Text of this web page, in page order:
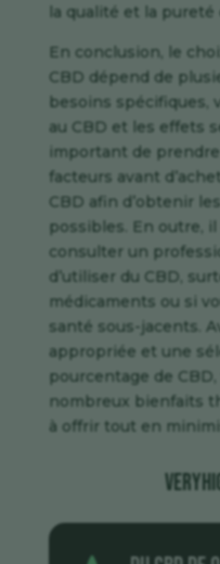
la qualité et la pureté
En conclusion, le
CBD dépend de
besoins spécifiques,
au CBD et les effets
important de
facteurs avant
CBD afin d’obtenir
possibles. En outre,
consulter un
d’utiliser du CBD,
médicaments ou si
santé sous-jacents.
appropriée et une
pourcentage de
nombreux bienfaits
à offrir tout en